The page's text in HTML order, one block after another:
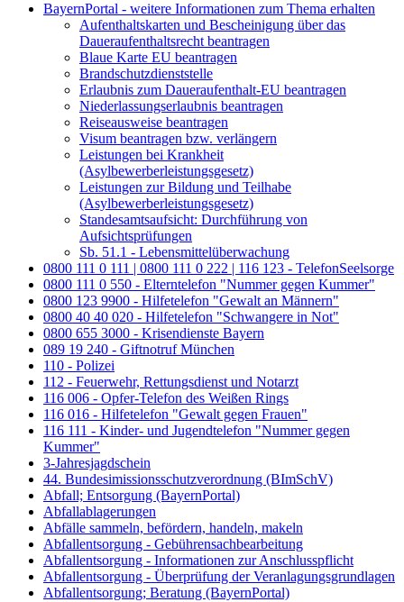
BayernPortal - weitere Informationen zum Thema erhalten
Aufenthaltskarten und Bescheinigung über das
Daueraufenthaltsrecht beantragen
Blaue Karte EU beantragen
Brandschutzdienststelle
Erlaubnis zum Daueraufenthalt-EU beantragen
Niederlassungserlaubnis beantragen
Reiseausweise beantragen
Visum beantragen bzw. verlängern
Leistungen bei Krankheit
(Asylbewerberleistungsgesetz)
Leistungen zur Bildung und Teilhabe
(Asylbewerberleistungsgesetz)
Standesamtsaufsicht: Durchführung von
Aufsichtsprüfungen
Sb. 51.1 - Lebensmittelüberwachung
0800 111 0 111 | 0800 111 0 222 | 116 123 - TelefonSeelsorge
0800 111 0 550 - Elterntelefon "Nummer gegen Kummer"
0800 123 9900 - Hilfetelefon "Gewalt an Männern"
0800 40 40 020 - Hilfetelefon "Schwangere in Not"
0800 655 3000 - Krisendienste Bayern
089 19 240 - Giftnotruf München
110 - Polizei
112 - Feuerwehr, Rettungsdienst und Notarzt
116 006 - Opfer-Telefon des Weißen Rings
116 016 - Hilfetelefon "Gewalt gegen Frauen"
116 111 - Kinder- und Jugendtelefon "Nummer gegen
Kummer"
3-Jahresjagdschein
44. Bundesimissionsschutzverordnung (BImSchV)
Abfall; Entsorgung (BayernPortal)
Abfallablagerungen
Abfälle sammeln, befördern, handeln, makeln
Abfallentsorgung - Gebührensachbearbeitung
Abfallentsorgung - Informationen zur Anschlusspflicht
Abfallentsorgung - Überprüfung der Veranlagungsgrundlagen
Abfallentsorgung; Beratung (BayernPortal)